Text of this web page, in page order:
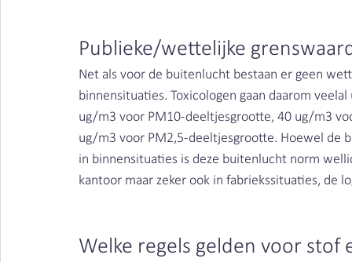
Publieke/wettelijke
Net als voor de buitenlucht bestaan er geen
binnensituaties. Toxicologen gaan daarom
ug/m3 voor PM10-deeltjesgrootte, 40 ug/m3
ug/m3 voor PM2,5-deeltjesgrootte. Hoewel de
in binnensituaties is deze buitenlucht norm
kantoor maar zeker ook in fabriekssituaties, de
Welke regels gelden voor